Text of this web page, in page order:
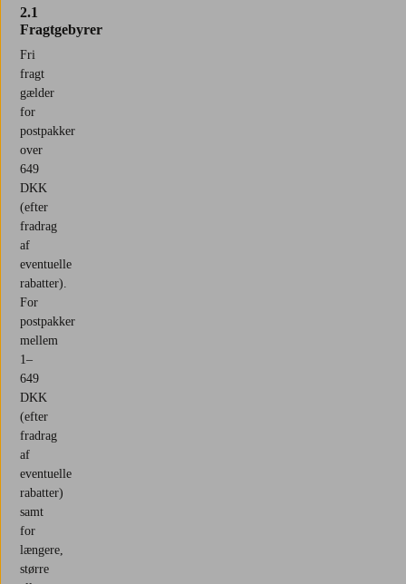
2.1
Fragtgebyrer
Fri
fragt
gælder
for
postpakker
over
649
DKK
(efter
fradrag
af
eventuelle
rabatter).
For
postpakker
mellem
1–
649
DKK
(efter
fradrag
af
eventuelle
rabatter)
samt
for
længere,
større